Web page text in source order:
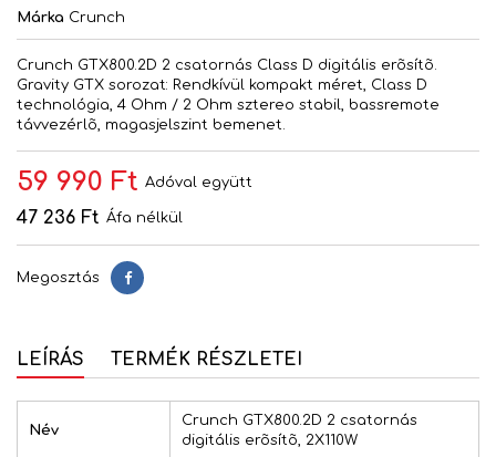
Márka Crunch
Crunch GTX800.2D 2 csatornás Class D digitális erõsítõ.
Gravity GTX sorozat: Rendkívül kompakt méret, Class D
technológia, 4 Ohm / 2 Ohm sztereo stabil, bassremote
távvezérlõ, magasjelszint bemenet.
59 990 Ft Adóval együtt
47 236 Ft Áfa nélkül
Megosztás Megosztás
LEÍRÁS TERMÉK RÉSZLETEI
Név
Crunch GTX800.2D 2 csatornás
digitális erõsítõ, 2X110W